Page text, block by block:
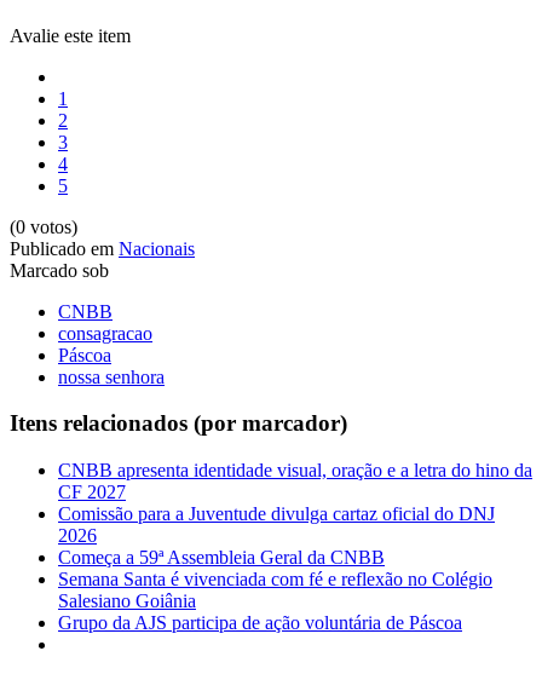
Avalie este item
1
2
3
4
5
(0 votos)
Publicado em Nacionais
Marcado sob
CNBB
consagracao
Páscoa
nossa senhora
Itens relacionados (por marcador)
CNBB apresenta identidade visual, oração e a letra do hino da
CF 2027
Comissão para a Juventude divulga cartaz oficial do DNJ
2026
Começa a 59ª Assembleia Geral da CNBB
Semana Santa é vivenciada com fé e reflexão no Colégio
Salesiano Goiânia
Grupo da AJS participa de ação voluntária de Páscoa